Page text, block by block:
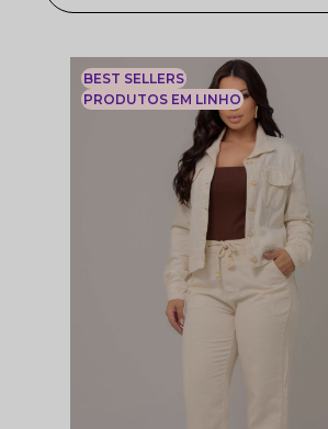
BEST SELLERS
PRODUTOS EM LINHO